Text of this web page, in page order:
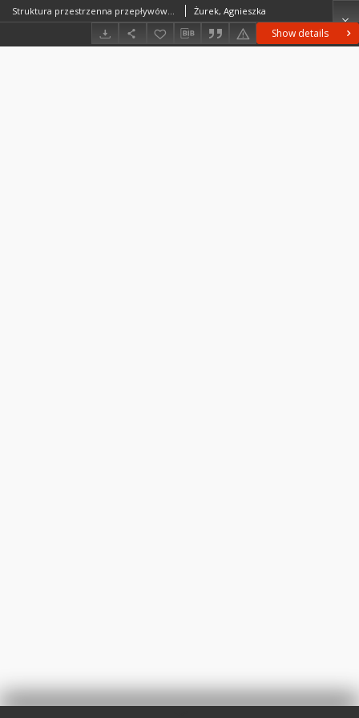
Show details
Struktura przestrzenna przepływów ludności miast województwa kieleckiego = Territorial'naâ struktura peredviženiâ žitelej gorodov keleckogo voevodstva = Spatial structure of urban migrations in the Kielce voivodship Żurek, Agnieszka